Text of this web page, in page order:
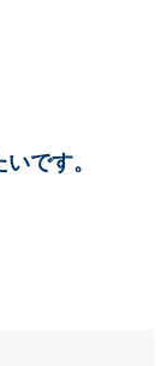
です。